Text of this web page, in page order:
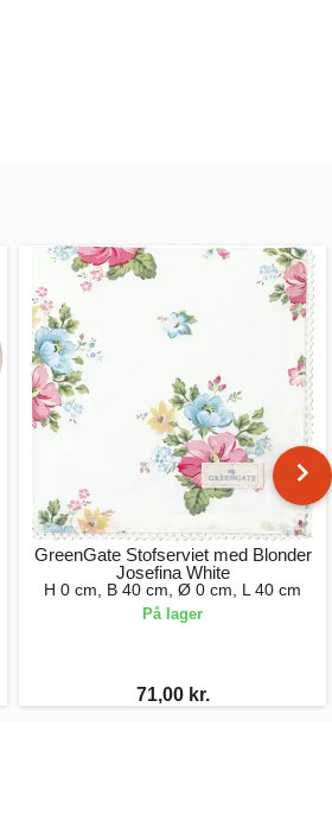
GreenGate Stofserviet med Blonder
Josefina White
H 0 cm, B 40 cm, Ø 0 cm, L 40 cm
På lager
71,00 kr.